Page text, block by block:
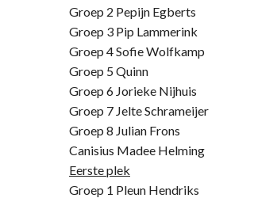
Groep 2 Pepijn Egberts
Groep 3 Pip Lammerink
Groep 4 Sofie Wolfkamp
Groep 5 Quinn
Groep 6 Jorieke Nijhuis
Groep 7 Jelte Schrameijer
Groep 8 Julian Frons
Canisius Madee Helming
Eerste plek
Groep 1 Pleun Hendriks